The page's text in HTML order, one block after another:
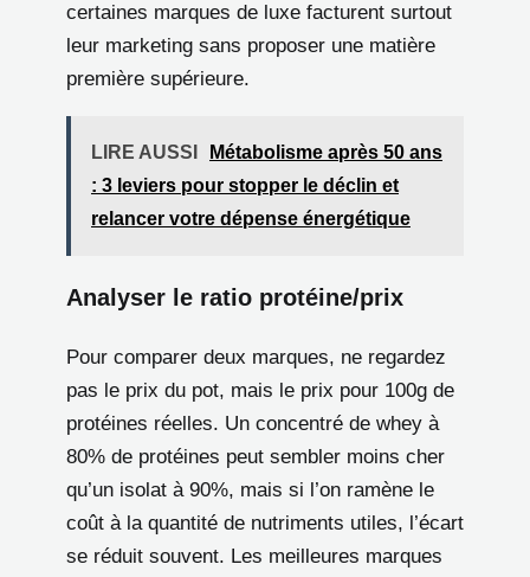
certaines marques de luxe facturent surtout
leur marketing sans proposer une matière
première supérieure.
LIRE AUSSI
Métabolisme après 50 ans
: 3 leviers pour stopper le déclin et
relancer votre dépense énergétique
Analyser le ratio protéine/prix
Pour comparer deux marques, ne regardez
pas le prix du pot, mais le prix pour 100g de
protéines réelles. Un concentré de whey à
80% de protéines peut sembler moins cher
qu’un isolat à 90%, mais si l’on ramène le
coût à la quantité de nutriments utiles, l’écart
se réduit souvent. Les meilleures marques